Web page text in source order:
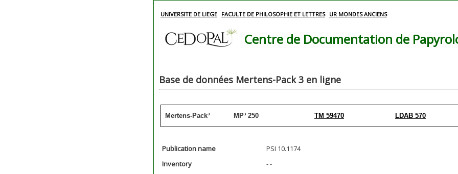
UNIVERSITE DE LIEGE FACULTE DE PHILOSOPHIE ET LETTRES UR MONDES ANCIENS
Centre de Documentation de
Base de données Mertens-Pack 3 en ligne
Mertens-Pack³ MP³ 250 TM 59470 LDAB 570
Publication name
PSI 10.1174
Inventory
- -